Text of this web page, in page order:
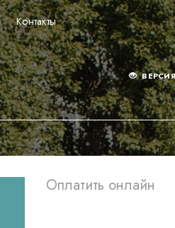
Контакты
Оплатить онлайн